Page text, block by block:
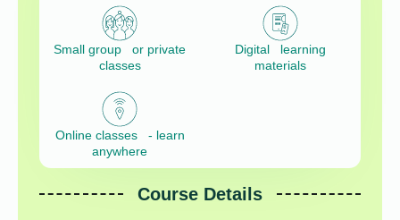
Small group or private
classes
Digital learning
materials
Online classes - learn
anywhere
Course Details